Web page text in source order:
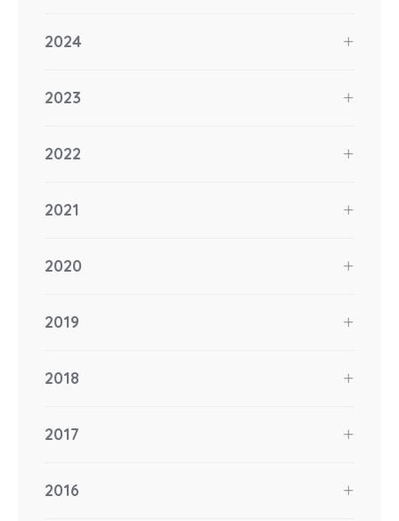
2024
2023
2022
2021
2020
2019
2018
2017
2016